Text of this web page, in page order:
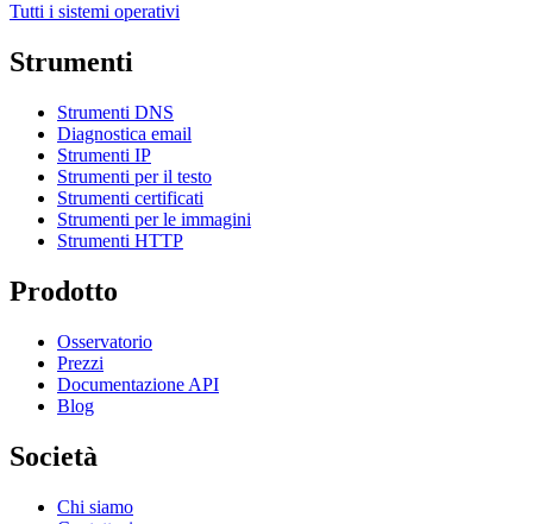
Tutti i sistemi operativi
Strumenti
Strumenti DNS
Diagnostica email
Strumenti IP
Strumenti per il testo
Strumenti certificati
Strumenti per le immagini
Strumenti HTTP
Prodotto
Osservatorio
Prezzi
Documentazione API
Blog
Società
Chi siamo